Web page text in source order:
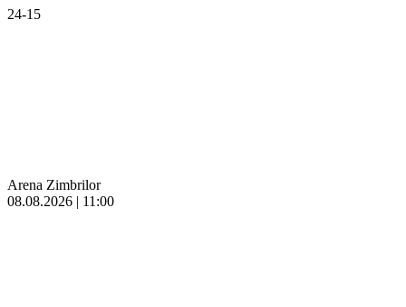
24-15
Arena Zimbrilor
08.08.2026 | 11:00